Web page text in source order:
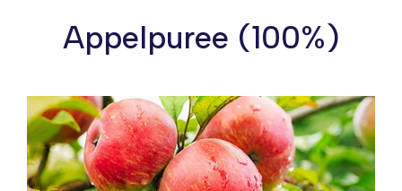
Appelpuree (100%)